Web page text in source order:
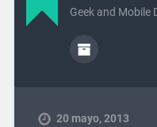
Geek and Mobile
20 mayo, 2013